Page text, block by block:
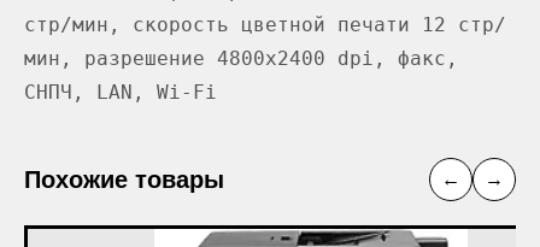
стр/мин, скорость цветной печати 12 стр/
мин, разрешение 4800x2400 dpi, факс,
СНПЧ, LAN, Wi-Fi
Похожие товары ← →